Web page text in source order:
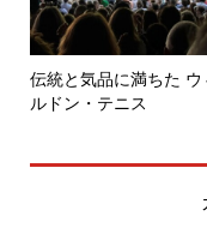
伝統と気品に満ちた ウ
ルドン・テニス